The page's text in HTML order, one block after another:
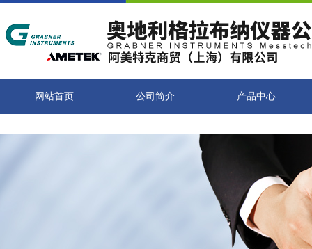
网站首页 公司简介 产品中心